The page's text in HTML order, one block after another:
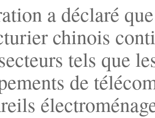
a déclaré
chinois
tels que
de